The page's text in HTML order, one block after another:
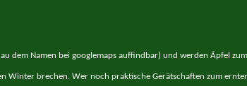
dem Namen bei googlemaps auffindbar) und werden Äpfel zum
Winter brechen. Wer noch praktische Gerätschaften zum